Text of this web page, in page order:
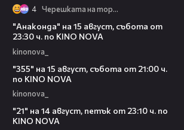
4 Черешката на тортата
"Анаконда" на 15 август, събота от
23:30 ч. по KINO NOVA
kinonova_
"355" на 15 август, събота от 21:00 ч.
по KINO NOVA
kinonova_
"21" на 14 август, петък от 23:10 ч. по
KINO NOVA